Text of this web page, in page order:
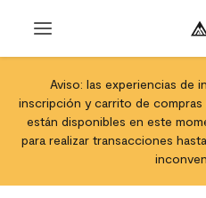
Aviso: las experiencias de
inscripción y carrito de
están disponibles en este
para realizar transacciones